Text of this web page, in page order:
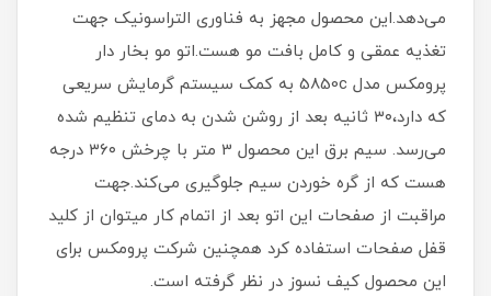
می‌دهد.این محصول مجهز به فناوری التراسونیک جهت
تغذیه عمقی و کامل بافت مو هست.اتو مو بخار دار
پرومکس مدل 5850c به کمک سیستم گرمایش سریعی
که دارد،۳۰ ثانیه بعد از روشن شدن به دمای تنظیم شده
می‌رسد. سیم برق این محصول 3 متر با چرخش ۳۶۰ درجه
هست که از گره خوردن سیم جلوگیری می‌کند.جهت
مراقبت از صفحات این اتو بعد از اتمام کار میتوان از کلید
قفل صفحات استفاده کرد همچنین شرکت پرومکس برای
این محصول کیف نسوز در نظر گرفته است.